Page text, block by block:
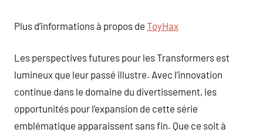
Plus d’informations à propos de ToyHax
Les perspectives futures pour les Transformers est
lumineux que leur passé illustre. Avec l’innovation
continue dans le domaine du divertissement, les
opportunités pour l’expansion de cette série
emblématique apparaissent sans fin. Que ce soit à